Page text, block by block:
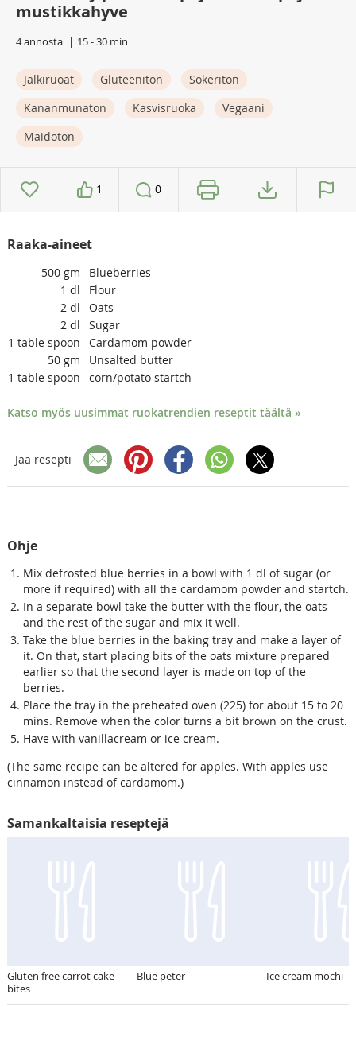
mustikkahyve
4 annosta 15 - 30 min
Jälkiruoat Gluteeniton
Sokeriton
Kananmunaton
Kasvisruoka
Vegaani
Maidoton
1 0
Raaka-aineet
500 gm
Blueberries
1 dl
Flour
2 dl
Oats
2 dl
Sugar
1 table spoon
Cardamom powder
50 gm
Unsalted butter
1 table spoon corn/potato startch
Katso myös uusimmat ruokatrendien reseptit täältä »
Jaa resepti
Ohje
Mix defrosted blue berries in a bowl with 1 dl of sugar (or
more if required) with all the cardamom powder and startch.
In a separate bowl take the butter with the flour, the oats
and the rest of the sugar and mix it well.
Take the blue berries in the baking tray and make a layer of
it. On that, start placing bits of the oats mixture prepared
earlier so that the second layer is made on top of the
berries.
Place the tray in the preheated oven (225) for about 15 to 20
mins. Remove when the color turns a bit brown on the crust.
Have with vanillacream or ice cream.
(The same recipe can be altered for apples. With apples use
cinnamon instead of cardamom.)
Samankaltaisia reseptejä
Gluten free carrot cake
bites
Blue peter Ice cream mochi